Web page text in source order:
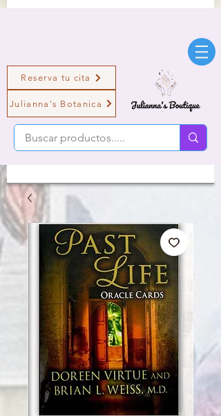
Reserva tu cita
Julianna's Botanica